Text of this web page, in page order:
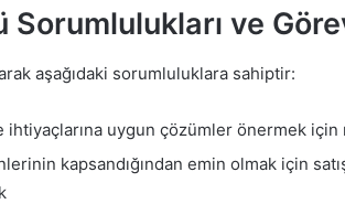
Sorumlulukları ve
aşağıdaki sorumluluklara sahiptir:
ihtiyaçlarına uygun çözümler önermek
kapsandığından emin olmak için